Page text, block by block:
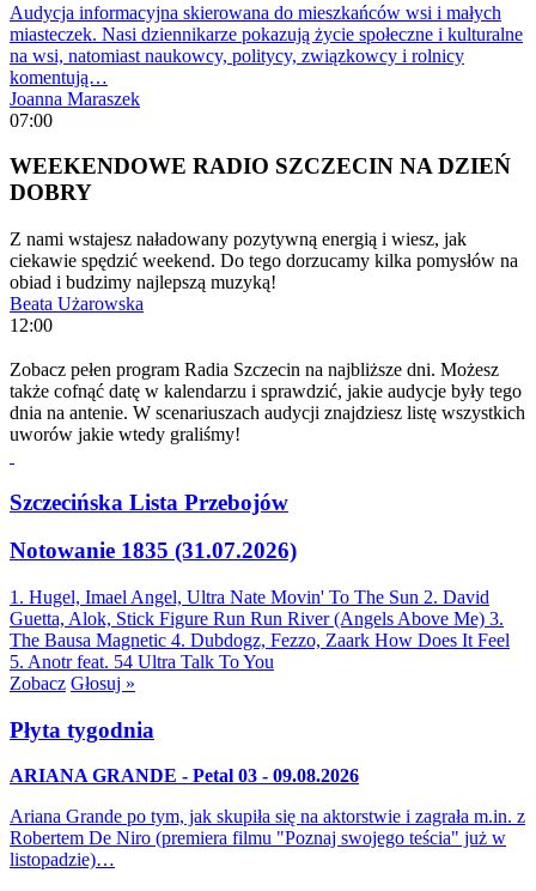
Audycja informacyjna skierowana do mieszkańców wsi i małych
miasteczek. Nasi dziennikarze pokazują życie społeczne i kulturalne
na wsi, natomiast naukowcy, politycy, związkowcy i rolnicy
komentują…
Joanna Maraszek
07:00
WEEKENDOWE RADIO SZCZECIN NA DZIEŃ
DOBRY
Z nami wstajesz naładowany pozytywną energią i wiesz, jak
ciekawie spędzić weekend. Do tego dorzucamy kilka pomysłów na
obiad i budzimy najlepszą muzyką!
Beata Użarowska
12:00
Zobacz pełen program Radia Szczecin na najbliższe dni. Możesz
także cofnąć datę w kalendarzu i sprawdzić, jakie audycje były tego
dnia na antenie. W scenariuszach audycji znajdziesz listę wszystkich
uworów jakie wtedy graliśmy!
Szczecińska Lista Przebojów
Notowanie 1835 (31.07.2026)
1. Hugel, Imael Angel, Ultra Nate Movin' To The Sun 2. David
Guetta, Alok, Stick Figure Run Run River (Angels Above Me) 3.
The Bausa Magnetic 4. Dubdogz, Fezzo, Zaark How Does It Feel
5. Anotr feat. 54 Ultra Talk To You
Zobacz Głosuj »
Płyta tygodnia
ARIANA GRANDE - Petal 03 - 09.08.2026
Ariana Grande po tym, jak skupiła się na aktorstwie i zagrała m.in. z
Robertem De Niro (premiera filmu "Poznaj swojego teścia" już w
listopadzie)…